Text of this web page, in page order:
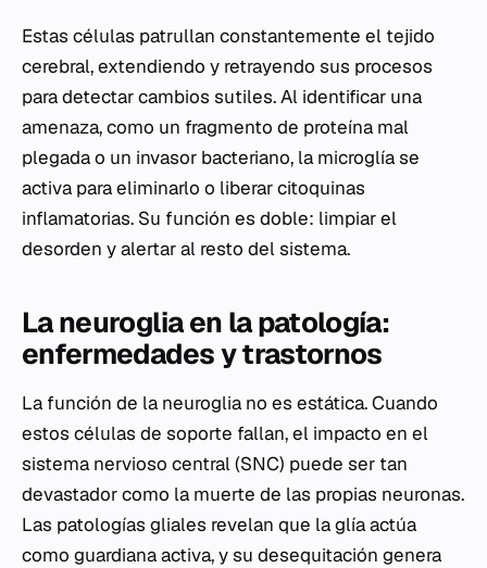
Estas células patrullan constantemente el tejido
cerebral, extendiendo y retrayendo sus procesos
para detectar cambios sutiles. Al identificar una
amenaza, como un fragmento de proteína mal
plegada o un invasor bacteriano, la microglía se
activa para eliminarlo o liberar citoquinas
inflamatorias. Su función es doble: limpiar el
desorden y alertar al resto del sistema.
La neuroglia en la patología:
enfermedades y trastornos
La función de la neuroglia no es estática. Cuando
estos células de soporte fallan, el impacto en el
sistema nervioso central (SNC) puede ser tan
devastador como la muerte de las propias neuronas.
Las patologías gliales revelan que la glía actúa
como guardiana activa, y su desequitación genera